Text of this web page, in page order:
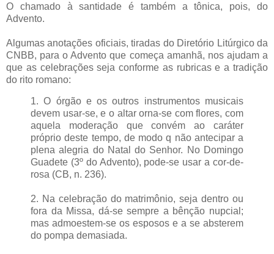
O chamado à santidade é também a tônica, pois, do
Advento.
Algumas anotações oficiais, tiradas do Diretório Litúrgico da
CNBB, para o Advento que começa amanhã, nos ajudam a
que as celebrações seja conforme as rubricas e a tradição
do rito romano:
1. O órgão e os outros instrumentos musicais
devem usar-se, e o altar orna-se com flores, com
aquela moderação que convém ao caráter
próprio deste tempo, de modo q não antecipar a
plena alegria do Natal do Senhor. No Domingo
Guadete (3º do Advento), pode-se usar a cor-de-
rosa (CB, n. 236).
2. Na celebração do matrimônio, seja dentro ou
fora da Missa, dá-se sempre a bênção nupcial;
mas admoestem-se os esposos e a se absterem
do pompa demasiada.